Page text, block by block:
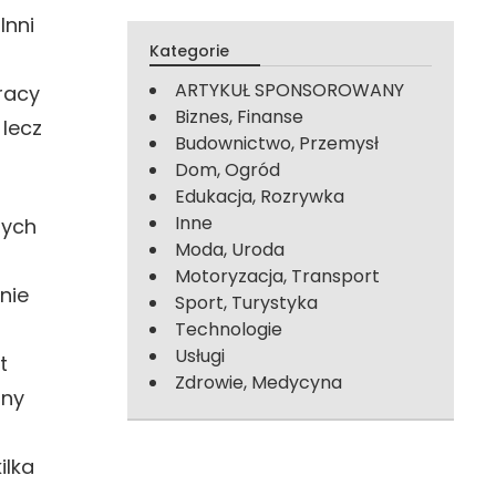
Kategorie
ARTYKUŁ SPONSOROWANY
Biznes, Finanse
Budownictwo, Przemysł
Dom, Ogród
Edukacja, Rozrywka
Inne
Moda, Uroda
Motoryzacja, Transport
Sport, Turystyka
Technologie
Usługi
Zdrowie, Medycyna